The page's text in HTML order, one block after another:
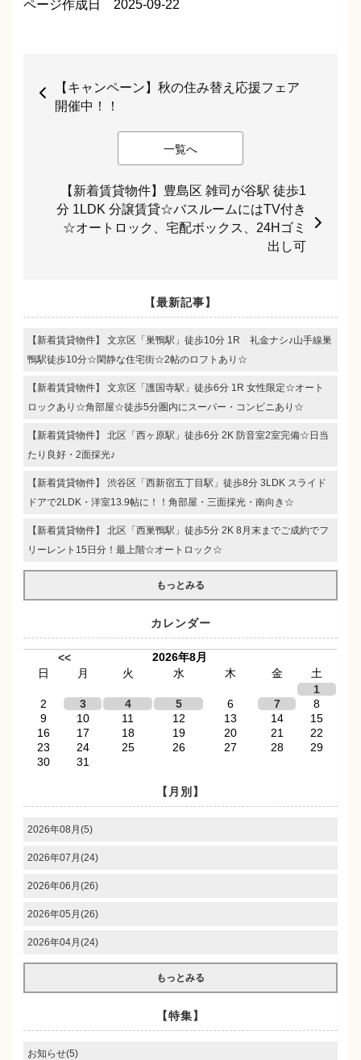
ページ作成日 2025-09-22
【キャンペーン】秋の住み替え応援フェア
開催中！！
一覧へ
【新着賃貸物件】豊島区 雑司が谷駅 徒歩1
分 1LDK 分譲賃貸☆バスルームにはTV付き
☆オートロック、宅配ボックス、24Hゴミ
出し可
【最新記事】
【新着賃貸物件】 文京区「巣鴨駅」徒歩10分 1R 礼金ナシ♪山手線巣
鴨駅徒歩10分☆閑静な住宅街☆2帖のロフトあり☆
【新着賃貸物件】 文京区「護国寺駅」徒歩6分 1R 女性限定☆オート
ロックあり☆角部屋☆徒歩5分圏内にスーパー・コンビニあり☆
【新着賃貸物件】 北区「西ヶ原駅」徒歩6分 2K 防音室2室完備☆日当
たり良好・2面採光♪
【新着賃貸物件】 渋谷区「西新宿五丁目駅」徒歩8分 3LDK スライド
ドアで2LDK・洋室13.9帖に！！角部屋・三面採光・南向き☆
【新着賃貸物件】 北区「西巣鴨駅」徒歩5分 2K 8月末までご成約でフ
リーレント15日分！最上階☆オートロック☆
もっとみる
カレンダー
<<
2026年8月
日
月 火 水 木 金
土
1
2
3 4 5 6 7
8
9
10 11 12 13 14
15
16
17 18 19 20 21
22
23
24 25 26 27 28
29
30
31
【月別】
2026年08月(5)
2026年07月(24)
2026年06月(26)
2026年05月(26)
2026年04月(24)
もっとみる
【特集】
お知らせ(5)